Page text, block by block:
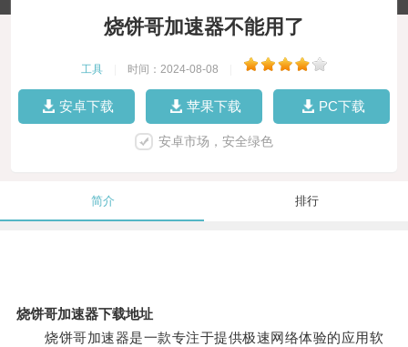
烧饼哥加速器不能用了
工具 时间：2024-08-08
安卓下载 苹果下载 PC下载
安卓市场，安全绿色
简介 排行
烧饼哥加速器下载地址
烧饼哥加速器是一款专注于提供极速网络体验的应用软